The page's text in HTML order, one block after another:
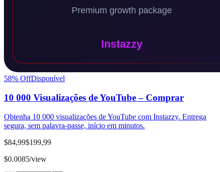
58% OffDisponível
10 000 Visualizações de YouTube – Comprar
Obtenha 10 000 visualizações de YouTube com Instazzy. Entrega
segura, sem palavra-passe, início em minutos.
$84,99$199,99
$0.0085/view